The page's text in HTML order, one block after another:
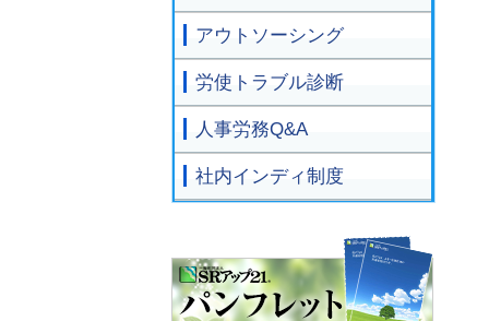
アウトソーシング
労使トラブル診断
人事労務Q&A
社内インディ制度